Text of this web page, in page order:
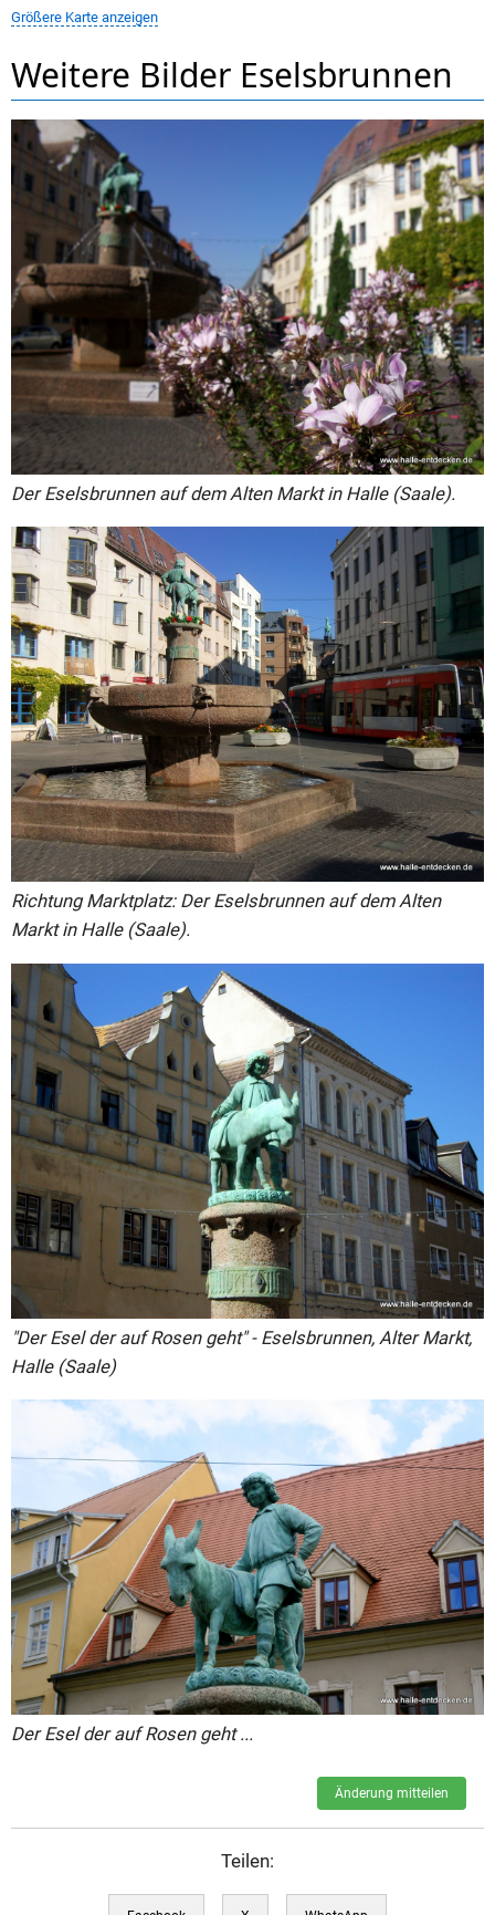
Größere Karte anzeigen
Weitere Bilder Eselsbrunnen
Der Eselsbrunnen auf dem Alten Markt in Halle (Saale).
Richtung Marktplatz: Der Eselsbrunnen auf dem Alten
Markt in Halle (Saale).
"Der Esel der auf Rosen geht" - Eselsbrunnen, Alter Markt,
Halle (Saale)
Der Esel der auf Rosen geht ...
Änderung mitteilen
Teilen: